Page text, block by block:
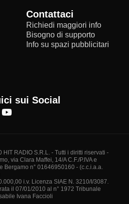
Contattaci
Richiedi maggiori info
Bisogno di supporto
Info su spazi pubblicitari
sui Social
RADIO S.R.L. - Tutti i diritti riservati -
via Clara Maffei, 14/A C.F./P.IVA e
Bergamo n° 01646950160 - (c.c.i.a.a.
i.v. Licenza SIAE N. 3210/I/3087.
il 07/01/2010 al n° 1972 Tribunale
Ivana Faccioli